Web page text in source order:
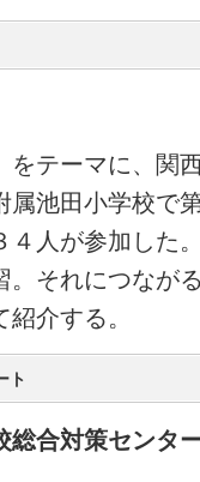
テーマに、関
属池田小学校で
４人が参加した
。それにつなが
介する。
ト
合対策センタ